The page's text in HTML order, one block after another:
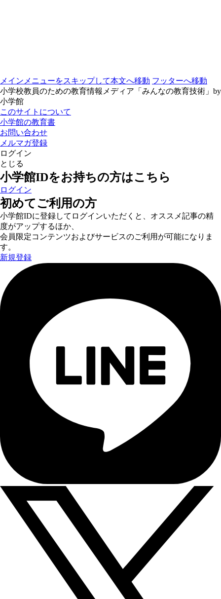
メインメニューをスキップして本文へ移動 フッターへ移動
小学校教員のための教育情報メディア「みんなの教育技術」by
小学館
このサイトについて
小学館の教育書
お問い合わせ
メルマガ登録
ログイン
とじる
小学館IDをお持ちの方はこちら
ログイン
初めてご利用の方
小学館IDに登録してログインいただくと、オススメ記事の精
度がアップするほか、
会員限定コンテンツおよびサービスのご利用が可能になりま
す。
新規登録